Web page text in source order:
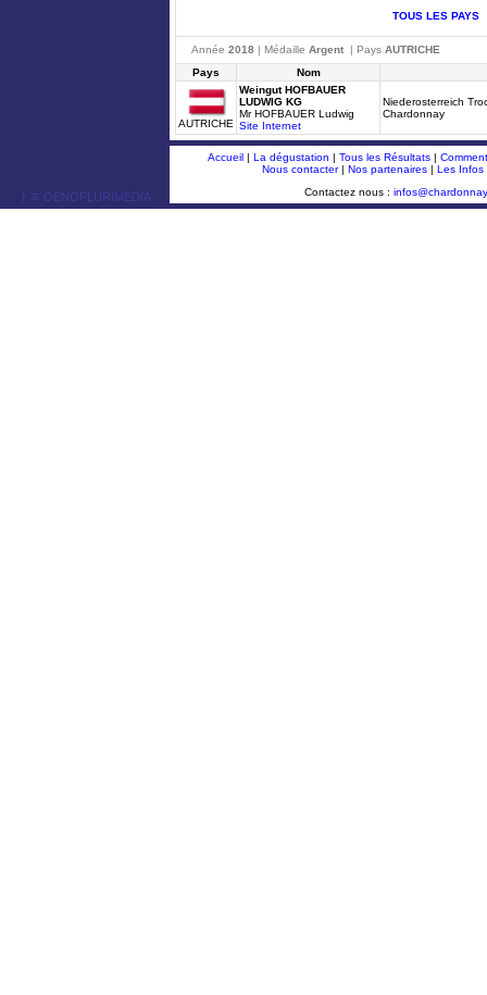
TOUS LES PAYS
Année 2018 | Médaille Argent | Pays AUTRICHE
Pays
Nom
AUTRICHE
Weingut HOFBAUER
LUDWIG KG
Mr HOFBAUER Ludwig
Site Internet
Niederosterreich
Chardonnay
ￂﾮ OENOPLURIMEDIA
Accueil| La dégustation | Tous les Résultats|
Nous contacter| Nos partenaires| Les Infos
Contactez nous :